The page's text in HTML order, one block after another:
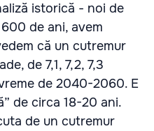
istorică - noi de
de ani, avem
că un cutremur
de 7,1, 7,2, 7,3
de 2040-2060. E
de circa 18-20 ani.
de un cutremur